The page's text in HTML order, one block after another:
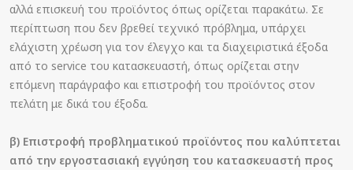
αλλά επισκευή του προϊόντος όπως ορίζεται παρακάτω. Σε
περίπτωση που δεν βρεθεί τεχνικό πρόβλημα, υπάρχει
ελάχιστη χρέωση για τον έλεγχο και τα διαχειριστικά έξοδα
από το service του κατασκευαστή, όπως ορίζεται στην
επόμενη παράγραφο και επιστροφή του προϊόντος στον
πελάτη με δικά του έξοδα.
β) Επιστροφή προβληματικού προϊόντος που καλύπτεται
από την εργοστασιακή εγγύηση του κατασκευαστή προς